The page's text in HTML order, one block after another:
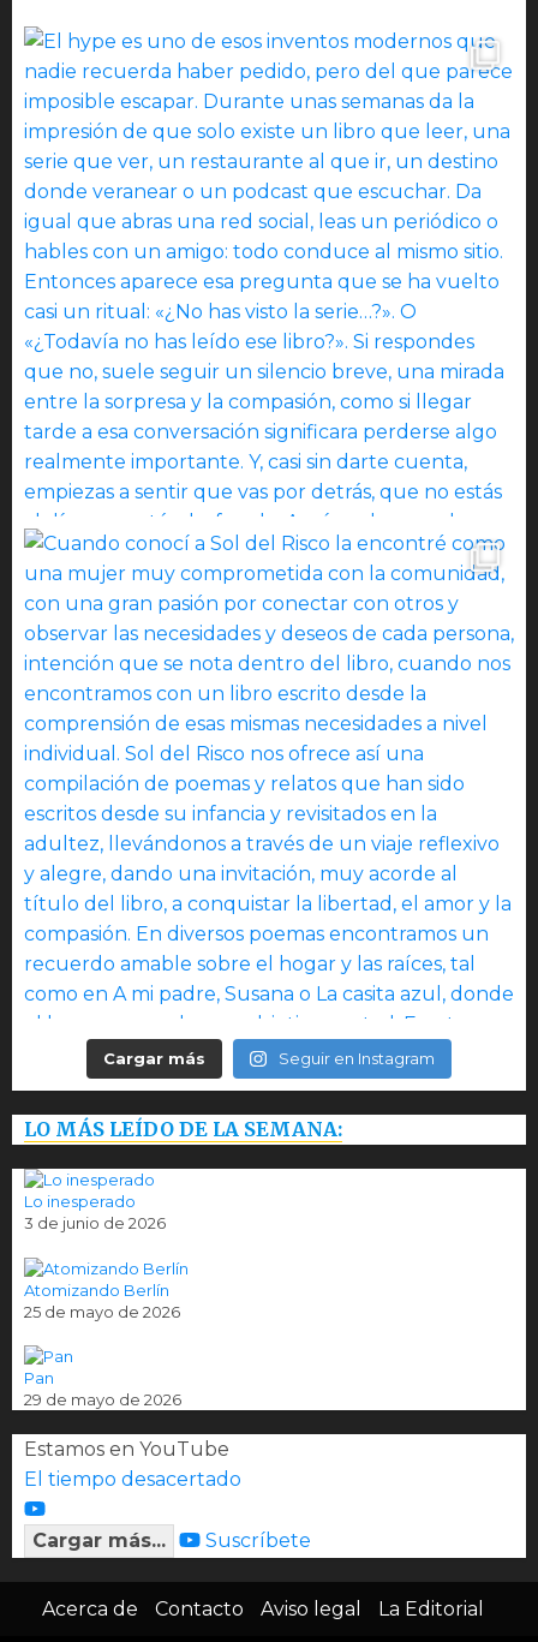
Cargar más Seguir en Instagram
LO MÁS LEÍDO DE LA SEMANA:
Lo inesperado
3 de junio de 2026
Atomizando Berlín
25 de mayo de 2026
Pan
29 de mayo de 2026
Estamos en YouTube
El tiempo desacertado
Cargar más... Suscríbete
Acerca de Contacto Aviso legal La Editorial